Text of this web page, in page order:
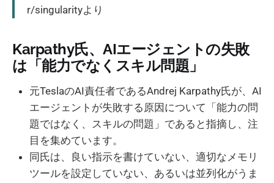
r/singularityより
Karpathy氏、AIエージェントの失敗
は「能力でなくスキル問題」
元TeslaのAI責任者であるAndrej Karpathy氏が、AI
エージェントが失敗する原因について「能力の問
題ではなく、スキルの問題」であると指摘し、注
目を集めています。
同氏は、良い指示を書けていない、適切なメモリ
ツールを設定していない、あるいは並列化がうま